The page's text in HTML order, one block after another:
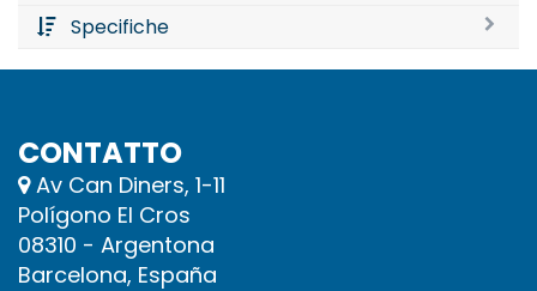
Specifiche
CONTATTO
Av Can Diners, 1-11
Polígono El Cros
08310 - Argentona
Barcelona, España